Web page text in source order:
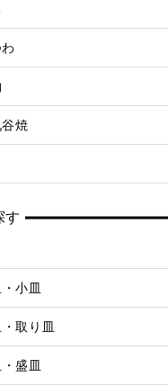
焼
す
小皿
取り皿
盛皿